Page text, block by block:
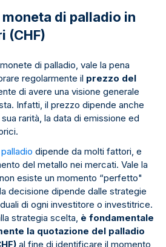
di palladio in
(CHF)
di palladio, vale la pena
regolarmente il prezzo del
di avere una visione generale
Infatti, il prezzo dipende anche
rarità, la data di emissione ed
dipende da molti fattori, e
del metallo nei mercati. Vale la
esiste un momento “perfetto"
decisione dipende dalle strategie
di ogni investitore o investitrice.
strategia scelta, è fondamentale
la quotazione del palladio
al fine di identificare il momento